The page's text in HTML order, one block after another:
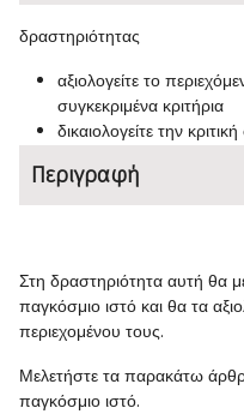
δραστηριότητας
αξιολογείτε το
συγκεκριμένα κριτήρια
δικαιολογείτε την
Περιγραφή
Στη δραστηριότητα αυτή θα
παγκόσμιο ιστό και θα τα
περιεχομένου τους.
Μελετήστε τα παρακάτω
παγκόσμιο ιστό.